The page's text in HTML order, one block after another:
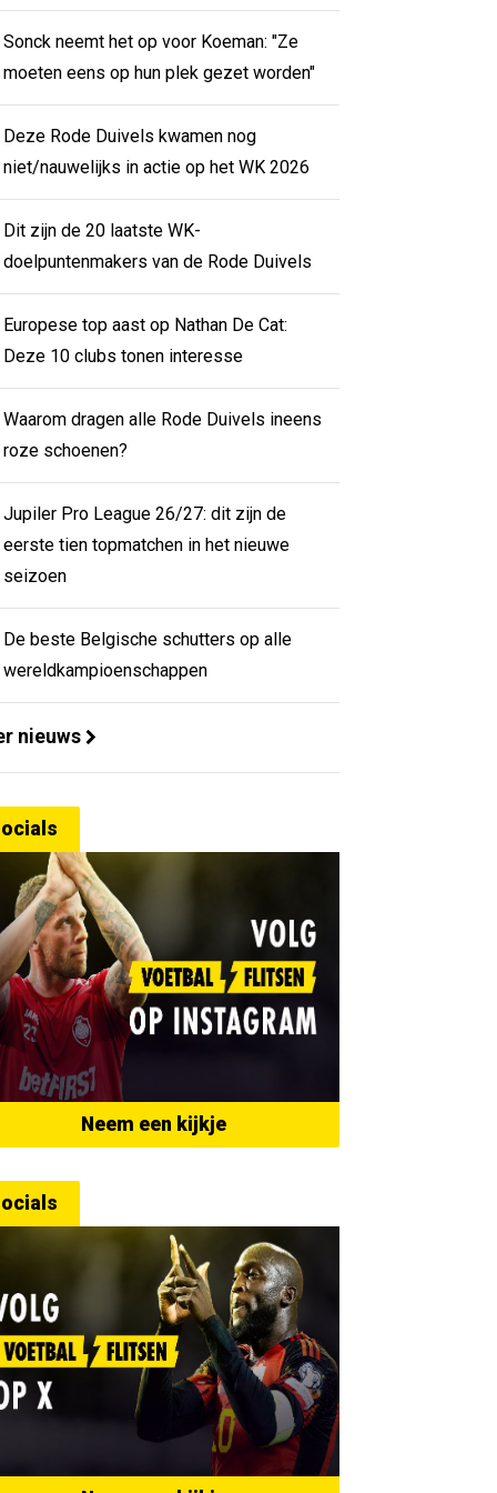
Sonck neemt het op voor Koeman: "Ze
moeten eens op hun plek gezet worden"
Deze Rode Duivels kwamen nog
niet/nauwelijks in actie op het WK 2026
Dit zijn de 20 laatste WK-
doelpuntenmakers van de Rode Duivels
Europese top aast op Nathan De Cat:
Deze 10 clubs tonen interesse
Waarom dragen alle Rode Duivels ineens
roze schoenen?
Jupiler Pro League 26/27: dit zijn de
eerste tien topmatchen in het nieuwe
seizoen
De beste Belgische schutters op alle
wereldkampioenschappen
nieuws
Neem een kijkje